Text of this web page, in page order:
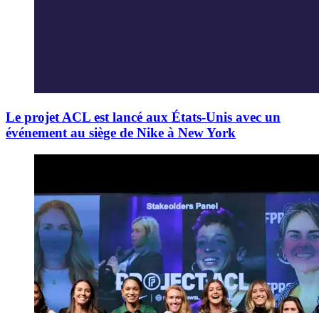
Le projet ACL est lancé aux États-Unis avec un
événement au siège de Nike à New York